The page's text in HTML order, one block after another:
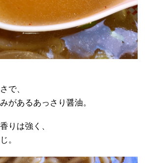
で、
があるあっさり醤油。
りは強く、
。